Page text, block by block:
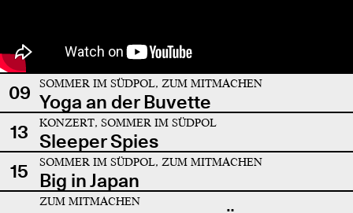
09 SOMMER IM SÜDPOL, ZUM MITMACHEN
Yoga an der Buvette
13
KONZERT, SOMMER IM SÜDPOL
Sleeper Spies
15
SOMMER IM SÜDPOL, ZUM MITMACHEN
Big in Japan
ZUM MITMACHEN